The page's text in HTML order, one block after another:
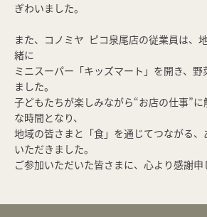
ぎわいました。
また、コノミヤ ピコ泉尾店の従業員は、
緒に
ミニスーパー「キッズマート」を開き、
ました。
子どもたちが楽しみながら“お店の仕事”
な時間となり、
地域の皆さまと「食」を通じてつながる
いただきました。
ご参加いただいた皆さまに、心より感謝申